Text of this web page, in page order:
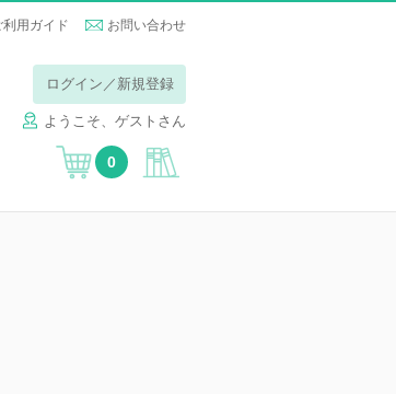
利用ガイド お問い合わせ
ログイン／新規登録
ようこそ、ゲストさん
0